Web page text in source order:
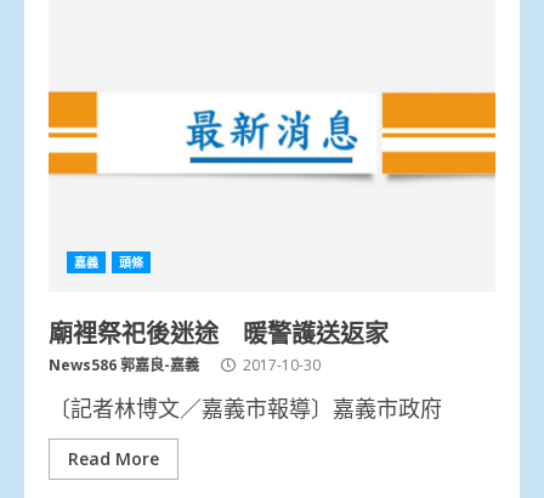
嘉義 頭條
廟裡祭祀後迷途 暖警護送返家
News586 郭嘉良-嘉義 2017-10-30
〔記者林博文／嘉義市報導〕嘉義市政府
Read More